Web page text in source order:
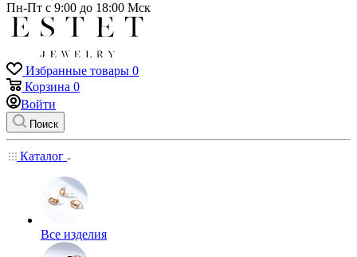
Пн-Пт с 9:00 до 18:00 Мск
Избранные товары 0
Корзина 0
Войти
Поиск
Каталог
Все изделия